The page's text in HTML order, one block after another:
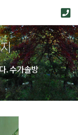
. 수가솔방